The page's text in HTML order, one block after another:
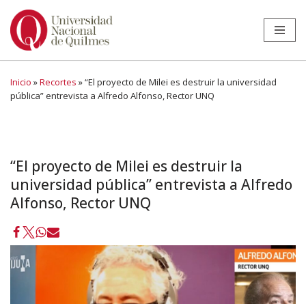
Ir
Inicio »Recortes »“El proyecto de Milei es destruir la universidad
pública” entrevista a Alfredo Alfonso, Rector UNQ
“El proyecto de Milei es destruir la
universidad pública” entrevista a Alfredo
Alfonso, Rector UNQ